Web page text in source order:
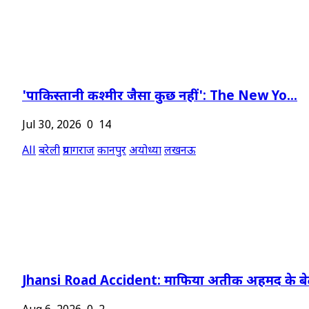
'पाकिस्तानी कश्मीर जैसा कुछ नहीं': The New Yo...
Jul 30, 2026 0 14
Allबरेलीप्रयागराजकानपुरअयोध्यालखनऊ
Jhansi Road Accident: माफिया अतीक अहमद के